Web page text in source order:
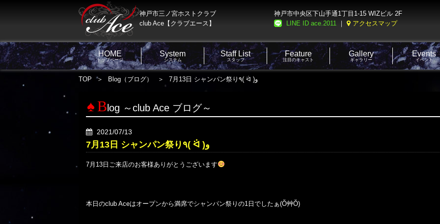
神戸市三ノ宮ホストクラブ
club Ace【クラブエース】
神戸市中央区下山手通1丁目1-15 WIZビル 2F
LINE ID ace.2011 ｜ アクセスマップ
HOME
トップページ
System
システム
Staff List
スタッフ
Feature
注目のキャスト
Gallery
ギャラリー
Events
イベント
TOP Blog（ブログ） 7月13日 シャンパン祭り٩( ᐛ )و
B log ～club Ace ブログ～
2021/07/13
7月13日 シャンパン祭り٩( ᐛ )و
7月13日ご来店のお客様ありがとうございます
本日のclub Aceはオープンから満席でシャンパン祭りの1日でしたぁ(Ŏ艸Ŏ)